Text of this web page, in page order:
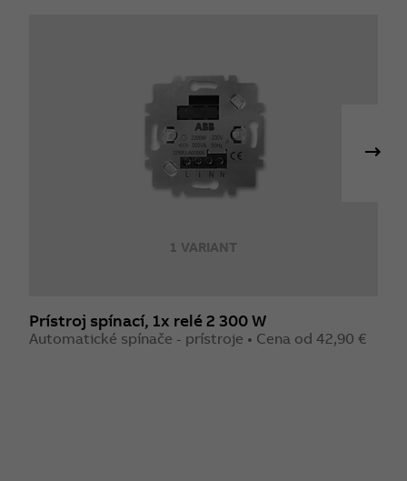
1 VARIANT
Prístroj spínací, 1x relé 2 300 W
Automatické spínače - prístroje • Cena od 42,90 €